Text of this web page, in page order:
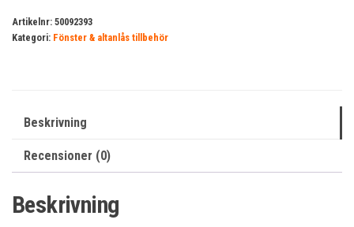
Artikelnr: 50092393
Kategori: Fönster & altanlås tillbehör
Beskrivning
Recensioner (0)
Beskrivning